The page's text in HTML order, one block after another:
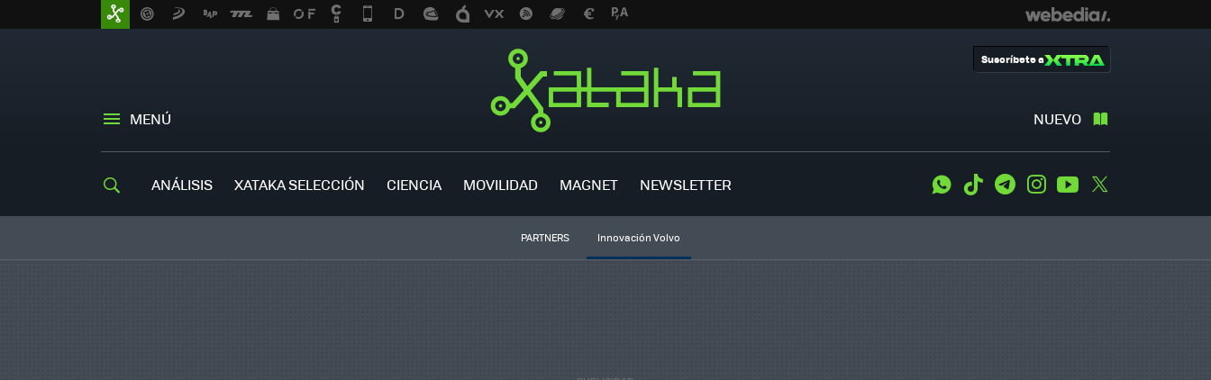
MENÚ NUEVO
Suscríbete a
ANÁLISIS XATAKA SELECCIÓN CIENCIA MOVILIDAD MAGNET NEWSLETTER WhatsApp
Tiktok TelegramInstagramYoutube
PARTNERS Innovación Volvo